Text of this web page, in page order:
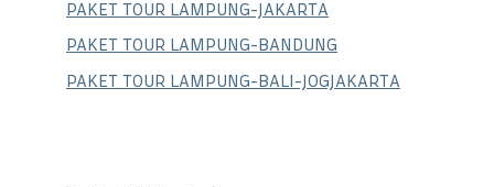
PAKET TOUR LAMPUNG-JAKARTA
PAKET TOUR LAMPUNG-BANDUNG
PAKET TOUR LAMPUNG-BALI-JOGJAKARTA